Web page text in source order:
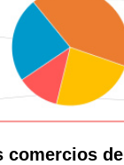
comercios